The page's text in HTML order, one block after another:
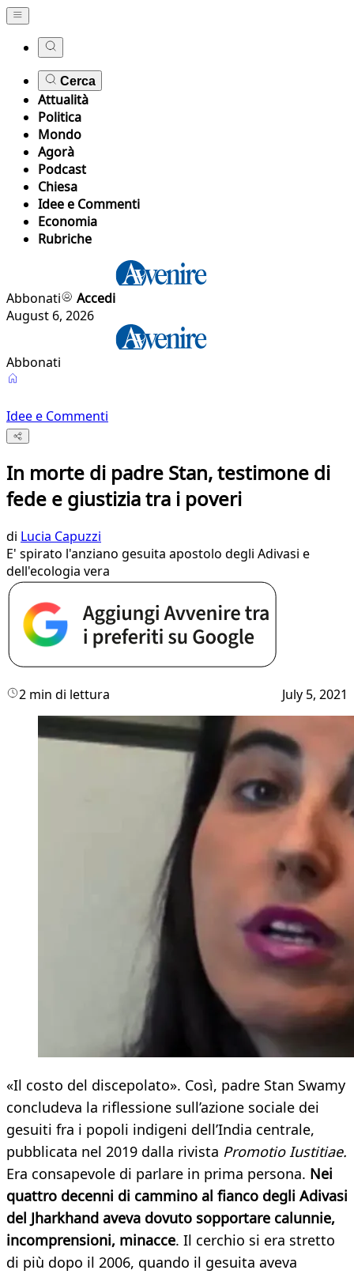
Cerca
Attualità
Politica
Mondo
Agorà
Podcast
Chiesa
Idee e Commenti
Economia
Rubriche
Abbonati
Accedi
August 6, 2026
Abbonati
Idee e Commenti
In morte di padre Stan, testimone di
fede e giustizia tra i poveri
di Lucia Capuzzi
E' spirato l'anziano gesuita apostolo degli Adivasi e
dell'ecologia vera
2 min di lettura July 5, 2021
«Il costo del discepolato». Così, padre Stan Swamy
concludeva la riflessione sull’azione sociale dei
gesuiti fra i popoli indigeni dell’India centrale,
pubblicata nel 2019 dalla rivista Promotio Iustitiae.
Era consapevole di parlare in prima persona. Nei
quattro decenni di cammino al fianco degli Adivasi
del Jharkhand aveva dovuto sopportare calunnie,
incomprensioni, minacce. Il cerchio si era stretto
di più dopo il 2006, quando il gesuita aveva